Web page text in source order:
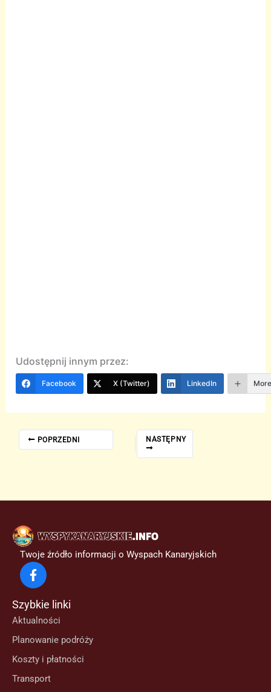
Udostępnij innym przez:
Facebook X (Twitter) LinkedIn
POPRZEDNI NASTĘPNY
Twoje źródło informacji o Wyspach Kanaryjskich
Szybkie linki
Aktualności
Planowanie podróży
Koszty i płatności
Transport